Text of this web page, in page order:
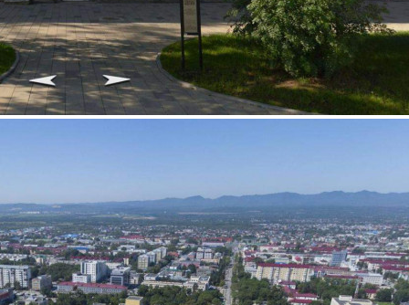
САХАЛИНСК,
КОММУНИСТИЧЕСКИЙ
ПРОСПЕКТ, Д.31